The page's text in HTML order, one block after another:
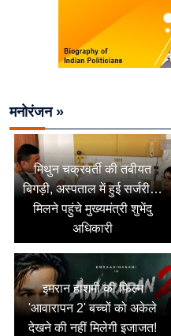
मनोरंजन »
मिथुन चक्रवर्ती की तबीयत
बिगड़ी, अस्पताल में हुई सर्जरी…
मिलने पहुंचे मुख्यमंत्री शुभेंदु
अधिकारी
इमरान हाशमी की फिल्म
'आवारापन 2' बच्चों को अकेले
देखने की नहीं मिलेगी इजाजत!